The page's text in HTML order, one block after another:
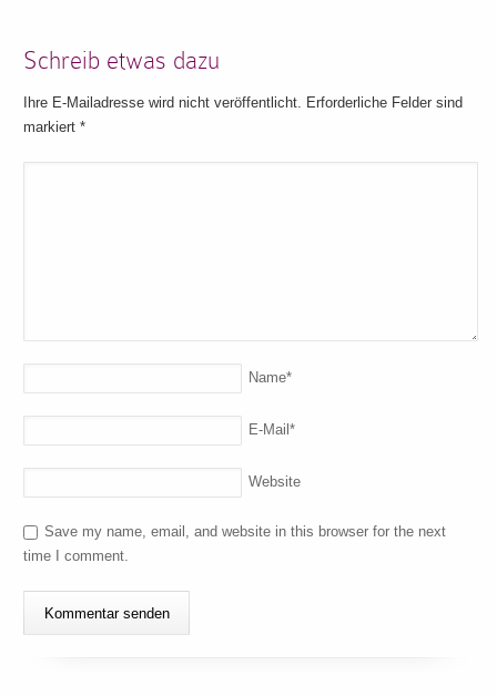
Schreib etwas dazu
Ihre E-Mailadresse wird nicht veröffentlicht. Erforderliche Felder sind
markiert*
Name*
E-Mail*
Website
Save my name, email, and website in this browser for the next
time I comment.